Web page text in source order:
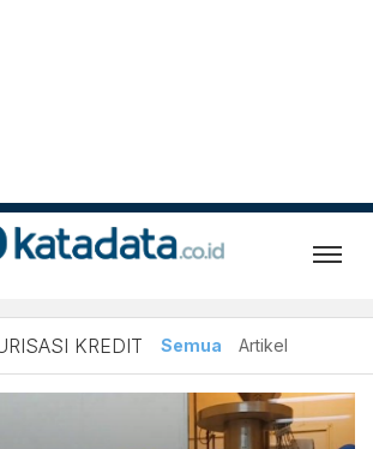
KREDIT Semua Artikel